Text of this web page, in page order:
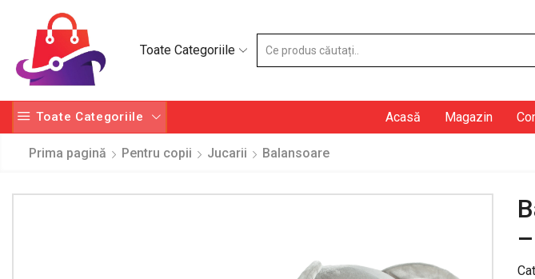
Toate Categoriile
Toate Categoriile Acasă Magazin
Prima pagină Pentru copii Jucarii Balansoare